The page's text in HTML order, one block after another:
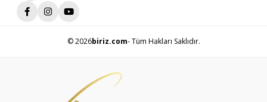
© 2026biriz.com- Tüm Hakları Saklıdır.